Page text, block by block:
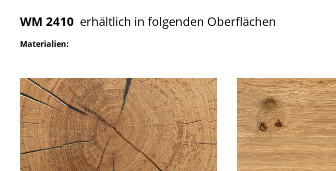
WM 2410 erhältlich in folgenden Oberflächen
Materialien: